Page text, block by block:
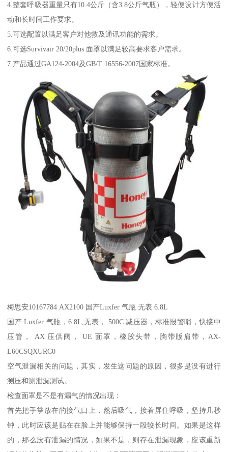
4.整套呼吸器重量只有10.4公斤（含3.8公斤气瓶），轻便设计方便活
动和长时间工作要求。
5.可选配置以满足客户对他救及通讯功能的需求。
6.可选Survivair 20/20plus 面罩以满足较高要求客户需求。
7.产品通过GA124-2004及GB/T 16556-2007国家标准。
梅思安10167784 AX2100 国产Luxfer 气瓶 无表 6.8L
国产 Luxfer 气瓶，6.8L,无表， 500C 减压器，标准报警哨，快接中
压管， AX 压供阀， UE 面罩，橡胶头带，胸带版肩带，AX-
L60CSQXURC0
空气泄漏相关的问题，其实，发生这问题的原因，很多是没有进行
测压和测泄漏测试。
检查面罩是不是有漏气的情况出现：
首先把手掌放在的接气口上，然后吸气，接着屏住呼吸，坚持几秒
钟，此时应该是贴在在脸上并能够保持一段较长时间。如果是这样
的，那么没有泄漏的情况，如果不是，则存在泄漏现象，应该重新